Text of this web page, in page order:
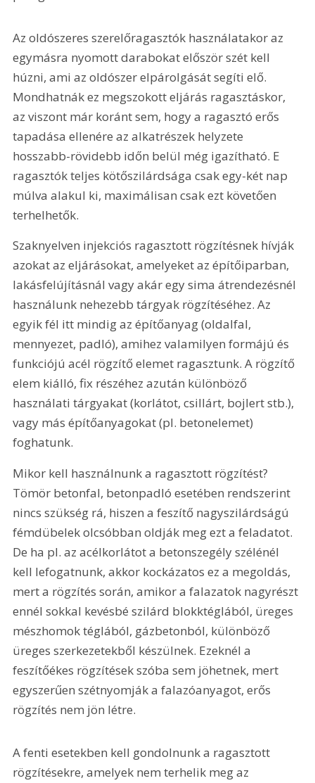
Az oldószeres szerelőragasztók használatakor az
egymásra nyomott darabokat először szét kell
húzni, ami az oldószer elpárolgását segíti elő.
Mondhatnák ez megszokott eljárás ragasztáskor,
az viszont már koránt sem, hogy a ragasztó erős
tapadása ellenére az alkatrészek helyzete
hosszabb-rövidebb időn belül még igazítható. E
ragasztók teljes kötőszilárdsága csak egy-két nap
múlva alakul ki, maximálisan csak ezt követően
terhelhetők.
Szaknyelven injekciós ragasztott rögzítésnek hívják
azokat az eljárásokat, amelyeket az építőiparban,
lakásfelújításnál vagy akár egy sima átrendezésnél
használunk nehezebb tárgyak rögzítéséhez. Az
egyik fél itt mindig az építőanyag (oldalfal,
mennyezet, padló), amihez valamilyen formájú és
funkciójú acél rögzítő elemet ragasztunk. A rögzítő
elem kiálló, fix részéhez azután különböző
használati tárgyakat (korlátot, csillárt, bojlert stb.),
vagy más építőanyagokat (pl. betonelemet)
foghatunk.
Mikor kell használnunk a ragasztott rögzítést?
Tömör betonfal, betonpadló esetében rendszerint
nincs szükség rá, hiszen a feszítő nagyszilárdságú
fémdübelek olcsóbban oldják meg ezt a feladatot.
De ha pl. az acélkorlátot a betonszegély szélénél
kell lefogatnunk, akkor kockázatos ez a megoldás,
mert a rögzítés során, amikor a falazatok nagyrészt
ennél sokkal kevésbé szilárd blokktéglából, üreges
mészhomok téglából, gázbetonból, különböző
üreges szerkezetekből készülnek. Ezeknél a
feszítőékes rögzítések szóba sem jöhetnek, mert
egyszerűen szétnyomják a falazóanyagot, erős
rögzítés nem jön létre.
A fenti esetekben kell gondolnunk a ragasztott
rögzítésekre, amelyek nem terhelik meg az